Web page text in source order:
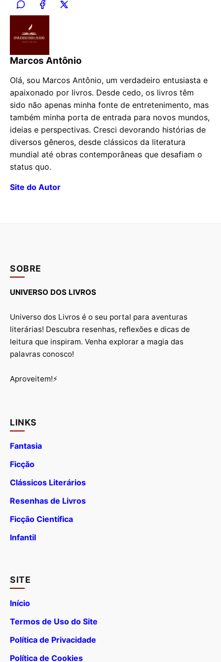
Marcos Antônio
Olá, sou Marcos Antônio, um verdadeiro entusiasta e
apaixonado por livros. Desde cedo, os livros têm
sido não apenas minha fonte de entretenimento, mas
também minha porta de entrada para novos mundos,
ideias e perspectivas. Cresci devorando histórias de
diversos gêneros, desde clássicos da literatura
mundial até obras contemporâneas que desafiam o
status quo.
Site do Autor
SOBRE
UNIVERSO DOS LIVROS
Universo dos Livros é o seu portal para aventuras
literárias! Descubra resenhas, reflexões e dicas de
leitura que inspiram. Venha explorar a magia das
palavras conosco!
Aproveitem!⚡
LINKS
Fantasia
Ficção
Clássicos Literários
Resenhas de Livros
Ficção Científica
Infantil
SITE
Início
Termos de Uso do Site
Política de Privacidade
Política de Cookies